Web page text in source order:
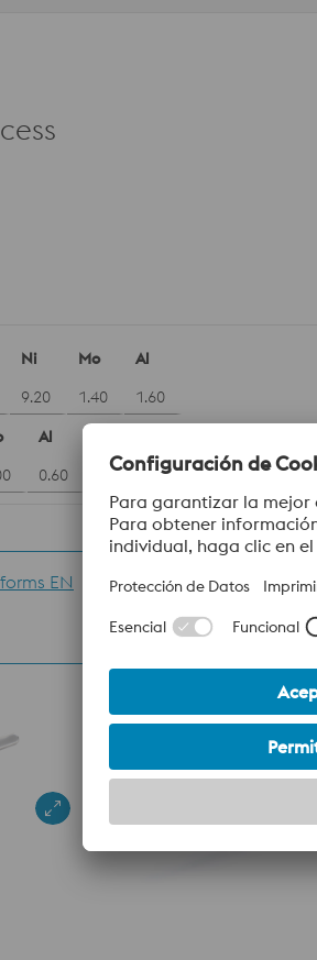
Ni Mo
Al
9.20 1.40
1.60
Al
0.60 1.00
EN